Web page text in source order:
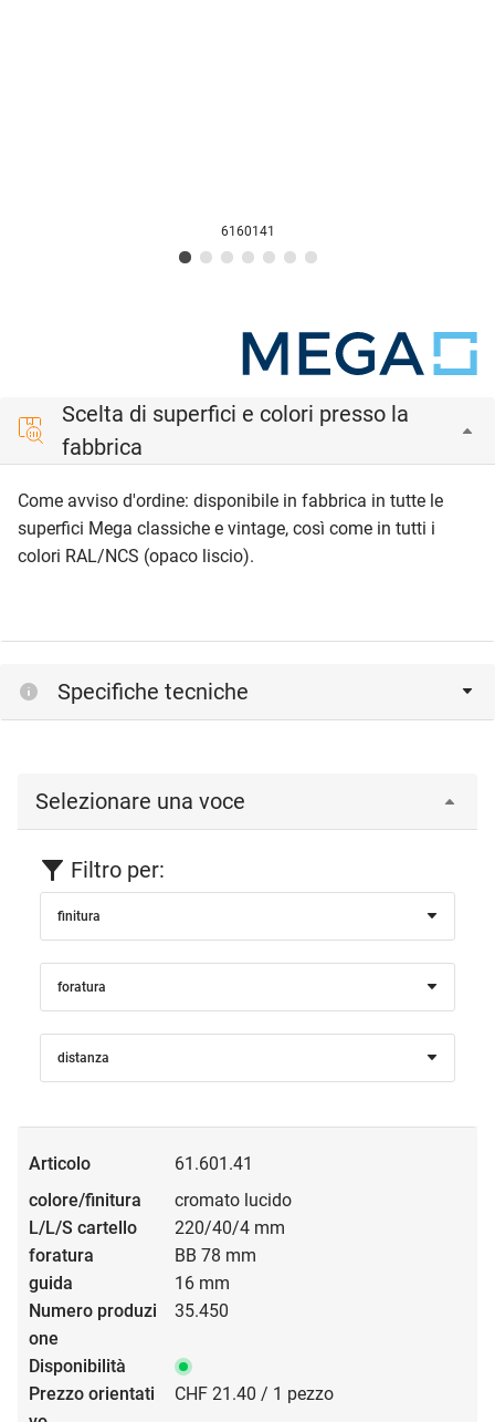
6160141
Scelta di superfici e colori presso la
fabbrica
Come avviso d'ordine: disponibile in fabbrica in tutte le
superfici Mega classiche e vintage, così come in tutti i
colori RAL/NCS (opaco liscio).
Specifiche tecniche
Selezionare una voce
Filtro per:
finitura
foratura
distanza
61.601.41
cromato lucido
220/40/4 mm
BB 78 mm
16 mm
35.450
CHF 21.40 / 1 pezzo